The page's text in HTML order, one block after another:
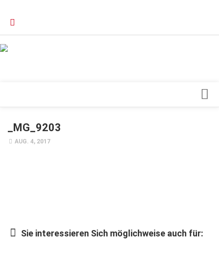
Forschung
_MG_9203
AUG. 4, 2017
Sie interessieren Sich möglichweise auch für: